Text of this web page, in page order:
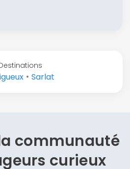
• Sarlat
communauté
curieux